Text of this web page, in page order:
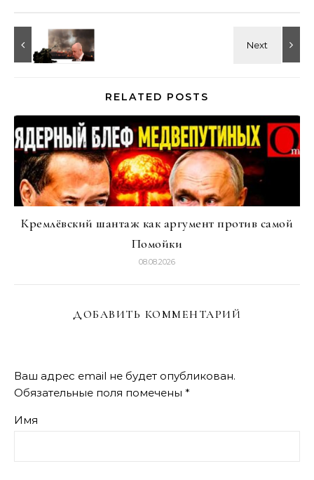
RELATED POSTS
Кремлёвский шантаж как аргумент против самой
Помойки
08.08.2026
ДОБАВИТЬ КОММЕНТАРИЙ
Ваш адрес email не будет опубликован.
Обязательные поля помечены *
Имя